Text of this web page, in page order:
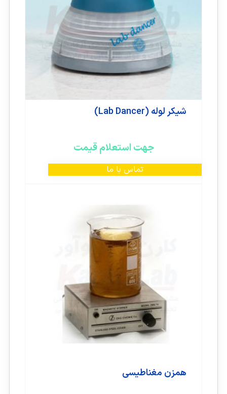
شیکر لوله (Lab Dancer)
جهت استعلام قیمت
تماس با ما
همزن مغناطیسی